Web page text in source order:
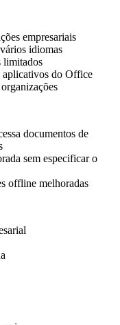
empresariais
idiomas
limitados
aplicativos do Office
documentos de
sem especificar o
offline melhoradas